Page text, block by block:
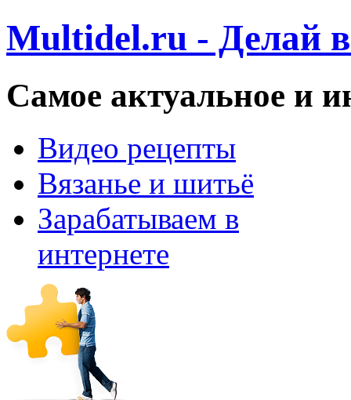
Multidel.ru - Делай
Самое актуальное и
Видео рецепты
Вязанье и шитьё
Зарабатываем в
интернете